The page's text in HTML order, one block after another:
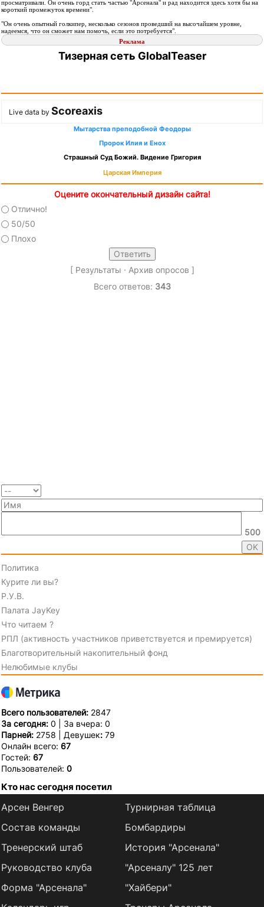
просматривали. Он очень горд стать частью "Арсенала" и рад находится здесь хотя бы на
короткий промежуток времени".
"Он очень опытный голкипер, несколько сезонов проведший на высочайшем уровне,
надеемся, что он сможет нам помочь, если это потребуется".
Реклама
Тизерная сеть GlobalTeaser
Live data by Scoreaxis
Мытарства преподобной Феодоры
Пророк Илия и Енох
Страшный Суд Божий. Видение Григория
Царская Империя
Оцените окончательный дизайн сайта!
Отлично!
50/50
Плохо
[ Результаты · Архив опросов ]
Всего ответов: 343
500
Политика
Курите ли вы?
Р.У.В.
Палата JayKey
Что читаем ?
РПЛ (активность участников приветствуется и премируется)
Благотворительный накопительный фонд
Нелюбимые клубы
Всего пользователей: 2847
За сегодня: 0 | За вчера: 0
Парней: 2758 | Девушек: 79
Онлайн всего: 67
Гостей: 67
Пользователей: 0
Кто нас сегодня посетил
Арсен Венгер
Состав команды
Тренерский штаб
Руководство клуба
Форма "Арсенала"
Турнирная таблица
Бомбардиры
История "Арсенала"
"Арсеналу" 125 лет
"Хайбери"